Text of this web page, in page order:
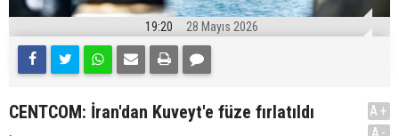
19:20 28 Mayıs 2026
CENTCOM: İran'dan Kuveyt'e füze fırlatıldı
.
A+